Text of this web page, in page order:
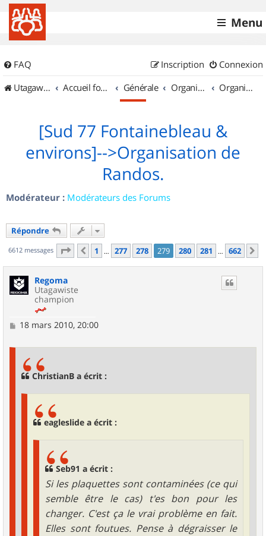
Menu
FAQ Connexion
Inscription
UtagawaVTT (Randos VTT et VTTAE avec traces GPS)
Accueil forum Générale Organisation de sorties & Recherche de partenaires Organisation de sorties en région Île de France
[Sud 77 Fontainebleau &
environs]-->Organisation de
Randos.
Modérateur : Modérateurs des Forums
Répondre
6612 messages Page 279 sur662
Précédent
1 … 277 278 279 280 281 … 662
Regoma
Utagawiste
champion
M18 mars 2010, 20:00
ChristianB a écrit :
eagleslide a écrit :
Seb91 a écrit :
Si les plaquettes sont contaminées (ce qui
semble être le cas) t'es bon pour les
changer. C'est ça le vrai problème en fait.
Elles sont foutues. Pense à dégraisser le